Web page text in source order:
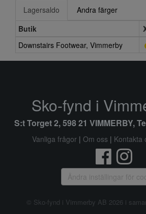
Lagersaldo
Andra färger
Butik
Downstairs Footwear, Vimmerby
Sko-fynd i
S:t Torget 2, 598 21 VIMMERBY,
Vanliga frågor | Om oss | Kontakta
Ändra inställingar för
© Sko-fynd i Vimmerby AB 2026 i